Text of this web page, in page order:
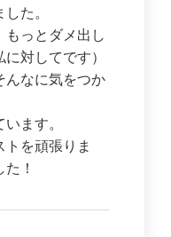
た。
もっとダメ出し
対してです）
んなに気をつか
ます。
を頑張りま
！